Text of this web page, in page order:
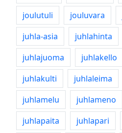
joulutuli
jouluvara
juhla-asia
juhlahinta
juhlajuoma
juhlakello
juhlakulti
juhlaleima
juhlamelu
juhlameno
juhlapaita
juhlapari